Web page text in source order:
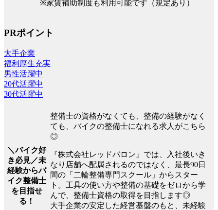
※家賃補助制度も利用可能です（規定あり）
PRポイント
大手企業
福利厚生充実
男性活躍中
20代活躍中
30代活躍中
＼バイク好
き必見／未
経験からバ
イク整備士
を目指せ
る！
整備士の資格がなくても、整備の経験がなく
ても、バイクの整備士になれる求人がこちら
◎
『株式会社レッドバロン』では、入社後いき
なり店舗へ配属されるのではなく、最長90日
間の「二輪整備専門スクール」からスター
ト。工具の使い方や整備の基礎をゼロから学
んで、整備士資格の取得を目指します◎
大手企業の安定した経営基盤のもと、未経験